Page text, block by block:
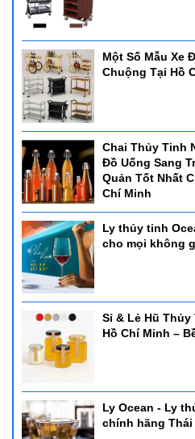
Một Số Mẫu Xe
Chuộng Tại Hồ
Chai Thủy Tinh
Đồ Uống Sang
Quản Tốt Nhất
Chí Minh
Ly thủy tinh
cho mọi không
Sỉ & Lẻ Hũ
Hồ Chí Minh –
Ly Ocean - Ly
chính hãng Thái